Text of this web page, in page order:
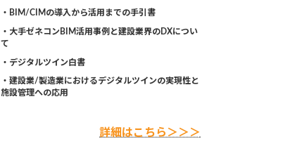
・BIM/CIMの導入から活用までの手引書
・大手ゼネコンBIM活用事例と建設業界のDXについ
て
・デジタルツイン白書
・建設業/製造業におけるデジタルツインの実現性と
施設管理への応用
詳細はこちら＞＞＞